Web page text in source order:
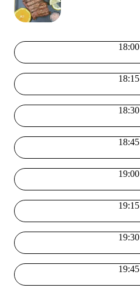
18:00
18:15
18:30
18:45
19:00
19:15
19:30
19:45